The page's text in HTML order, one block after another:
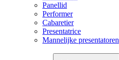
Panellid
Performer
Cabaretier
Presentatrice
Mannelijke presentatoren